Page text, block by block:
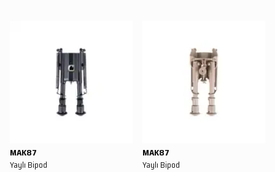
MAK87
Yaylı Bipod
MAK87
Yaylı Bipod